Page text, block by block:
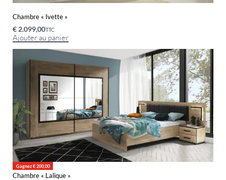
Chambre « Ivette »
€ 2.099,00TTC
Ajouter au panier
Gagnez € 200,00
Chambre « Lalique »